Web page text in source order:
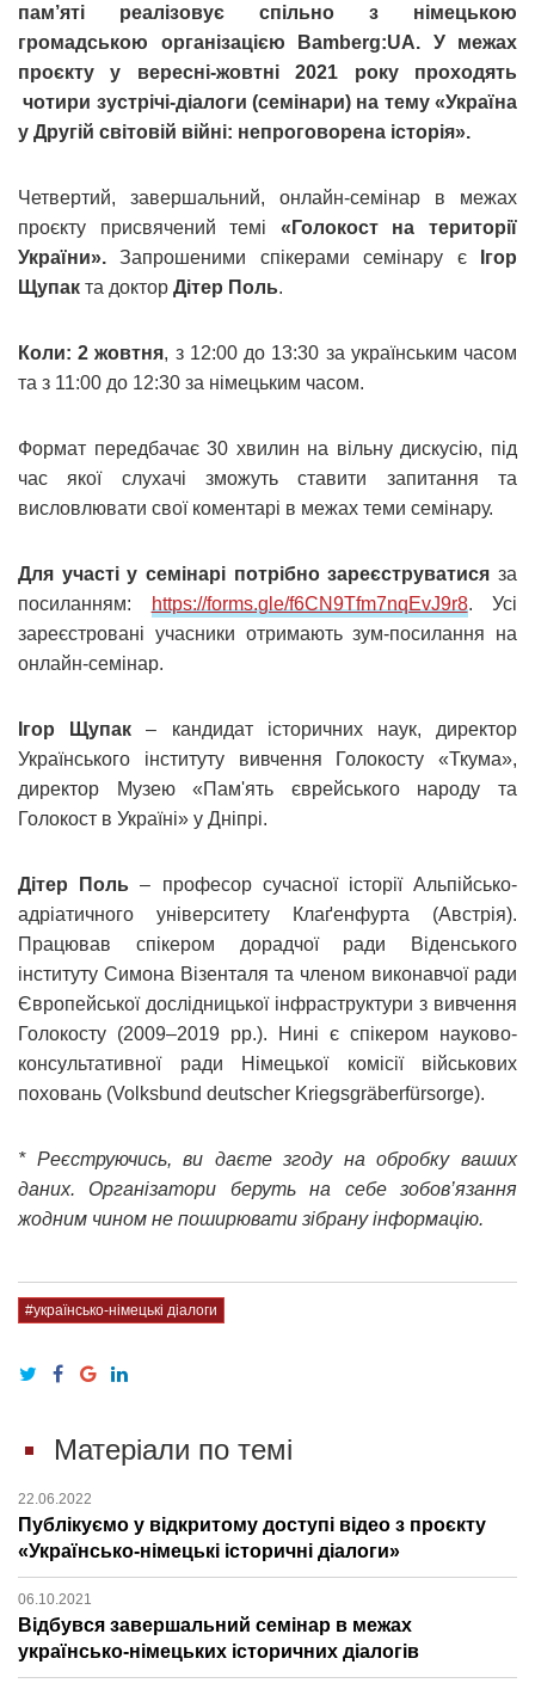
пам’яті реалізовує спільно з німецькою
громадською організацією Bamberg:UA. У межах
проєкту у вересні-жовтні 2021 року проходять
чотири зустрічі-діалоги (семінари) на тему «Україна
у Другій світовій війні: непроговорена історія».
Четвертий, завершальний, онлайн-семінар в межах
проєкту присвячений темі «Голокост на території
України».Запрошеними спікерами семінару є
Ігор
Щупак та доктор Дітер Поль.
Коли: 2 жовтня, з 12:00 до 13:30 за українським часом
та з 11:00 до 12:30 за німецьким часом.
Формат передбачає 30 хвилин на вільну дискусію, під
час якої слухачі зможуть ставити запитання та
висловлювати свої коментарі в межах теми семінару.
Для участі у семінарі потрібно зареєструватися за
посиланням:
https://forms.gle/f6CN9Tfm7nqEvJ9r8. Усі
зареєстровані учасники отримають зум-посилання на
онлайн-семінар.
Ігор Щупак – кандидат історичних наук, директор
Українського інституту вивчення Голокосту «Ткума»,
директор Музею «Пам'ять єврейського народу та
Голокост в Україні» у Дніпрі.
Дітер Поль – професор сучасної історії Альпійсько-
адріатичного університету Клаґенфурта (Австрія).
Працював спікером дорадчої ради Віденського
інституту Симона Візенталя та членом виконавчої ради
Європейської дослідницької інфраструктури з вивчення
Голокосту (2009–2019 рр.). Нині є спікером науково-
консультативної ради Німецької комісії військових
поховань (Volksbund deutscher Kriegsgräberfürsorge).
* Реєструючись, ви даєте згоду на обробку ваших
даних. Організатори беруть на себе зобов’язання
жодним чином не поширювати зібрану інформацію.
#українсько-німецькі діалоги
Матеріали по темі
22.06.2022
Публікуємо у відкритому доступі відео з проєкту
«Українсько-німецькі історичні діалоги»
06.10.2021
Відбувся завершальний семінар в межах
українсько-німецьких історичних діалогів